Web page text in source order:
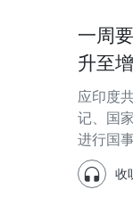
一周
升至
应印度
记、国
进行国
收